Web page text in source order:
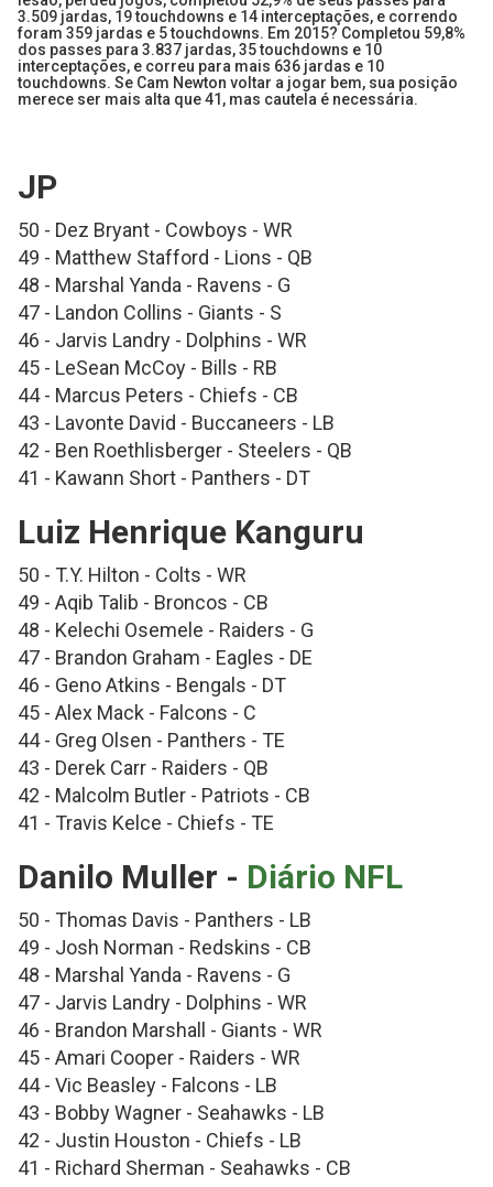
3.509 jardas, 19 touchdowns e 14 interceptações, e correndo
foram 359 jardas e 5 touchdowns. Em 2015? Completou 59,8%
dos passes para 3.837 jardas, 35 touchdowns e 10
interceptações, e correu para mais 636 jardas e 10
touchdowns. Se Cam Newton voltar a jogar bem, sua posição
merece ser mais alta que 41, mas cautela é necessária.
JP
50 - Dez Bryant - Cowboys - WR
49 - Matthew Stafford - Lions - QB
48 - Marshal Yanda - Ravens - G
47 - Landon Collins - Giants - S
46 - Jarvis Landry - Dolphins - WR
45 - LeSean McCoy - Bills - RB
44 - Marcus Peters - Chiefs - CB
43 - Lavonte David - Buccaneers - LB
42 - Ben Roethlisberger - Steelers - QB
41 - Kawann Short - Panthers - DT
Luiz Henrique Kanguru
50 - T.Y. Hilton - Colts - WR
49 - Aqib Talib - Broncos - CB
48 - Kelechi Osemele - Raiders - G
47 - Brandon Graham - Eagles - DE
46 - Geno Atkins - Bengals - DT
45 - Alex Mack - Falcons - C
44 - Greg Olsen - Panthers - TE
43 - Derek Carr - Raiders - QB
42 - Malcolm Butler - Patriots - CB
41 - Travis Kelce - Chiefs - TE
Danilo Muller - Diário NFL
50 - Thomas Davis - Panthers - LB
49 - Josh Norman - Redskins - CB
48 - Marshal Yanda - Ravens - G
47 - Jarvis Landry - Dolphins - WR
46 - Brandon Marshall - Giants - WR
45 - Amari Cooper - Raiders - WR
44 - Vic Beasley - Falcons - LB
43 - Bobby Wagner - Seahawks - LB
42 - Justin Houston - Chiefs - LB
41 - Richard Sherman - Seahawks - CB